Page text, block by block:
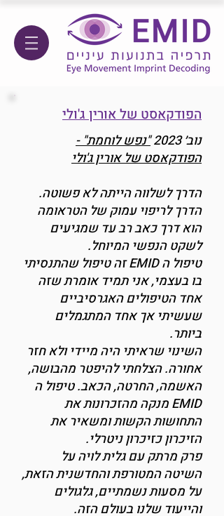
הפודקאסט של אורין ג'ולי
נוב׳ 2023
"נפש לוחמת" -
הפודקאסט של אורין ג'ולי
הדרך לשלווה הייתה לא פשוטה.
הדרך לריפוי עמוק של הטראומה
הוא דרך כאב רב עד שמגיעים
לשקט הנפשי המיוחל.
טיפול ה EMID זה טיפול שהתנסיתי
בו בעצמי, אני תמיד אומרת שזה
אחד הטיפולים האגרסיביים
שעשיתי אך אחד המתגמלים
ביותר.
השינוי שראיתי היה מיידי ולא חזר
אחורה. הצלחתי להיפטר מהבושה,
האשמה, החרטה, הכאב. טיפול ה
EMID מנקה מהזכרונות את
התחושות הקשות ומשאיר את
הזיכרון כזיכרון ניטרלי.
פרק מרתק עם גלית לויה על
השיטה המטורפת והחדשנית הזאת,
על מסעות נשמתיים, גלגולים
והייעוד שלנו בעולם הזה.